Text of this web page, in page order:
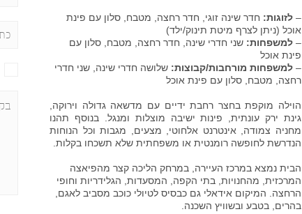
– לזוגות: חדר שינה זוגי, חדר רחצה, מטבח, סלון עם פינת
אוכל (ניתן לצרף מיטת תינוק/ילד)
– למשפחות: שני חדרי שינה, חדר רחצה, מטבח, סלון עם
פינת אוכל
– למשפחות מורחבות/קבוצות: שלושה חדרי שינה, שני חדרי
רחצה, מטבח, סלון עם פינת אוכל
הוילה מוקפת בחצר רחבת ידיים עם מדשאה גדולה וירוקה,
גינת ירק עונתית, פינות ישיבה מוצלות ומנגל. בנוסף תהנו
מחניה צמודה, אינטרנט אלחוטי, מצעים, מגבות וכל הנוחות
הנדרשת לחופשה רומנטית או משפחתית שלא תשכחו בקלות.
הבית נמצא במרכז העיירה, במרחק הליכה קצר מהפיאצה
המרכזית, מהחנויות, בתי הקפה, המסעדות, הגלידריות וחופי
הרחצה. המיקום אידאלי גם כבסיס לטיולי כוכב מסביב לאגם,
בהרים, בטבע ובשוויץ השכנה.